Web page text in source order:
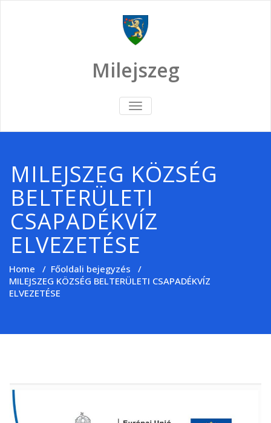
Milejszeg
TOGGLE
NAVIGATION
MILEJSZEG KÖZSÉG
BELTERÜLETI
CSAPADÉKVÍZ
ELVEZETÉSE
Home / Főoldali bejegyzés /
MILEJSZEG KÖZSÉG BELTERÜLETI CSAPADÉKVÍZ
ELVEZETÉSE